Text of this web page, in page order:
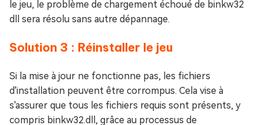
le jeu, le problème de chargement échoué de binkw32
dll sera résolu sans autre dépannage.
Solution 3 : Réinstaller le jeu
Si la mise à jour ne fonctionne pas, les fichiers
d'installation peuvent être corrompus. Cela vise à
s'assurer que tous les fichiers requis sont présents, y
compris binkw32.dll, grâce au processus de